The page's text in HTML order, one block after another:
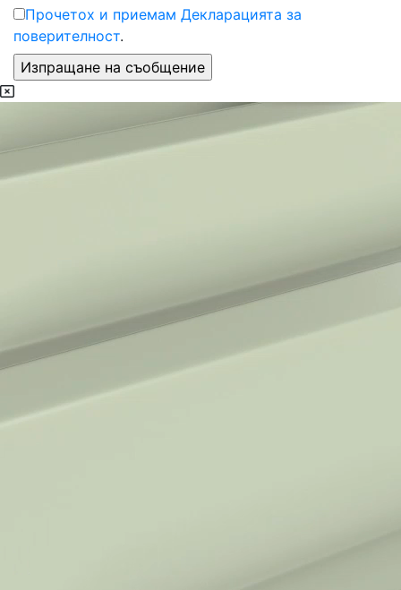
Прочетох и приемам Декларацията за
поверителност.